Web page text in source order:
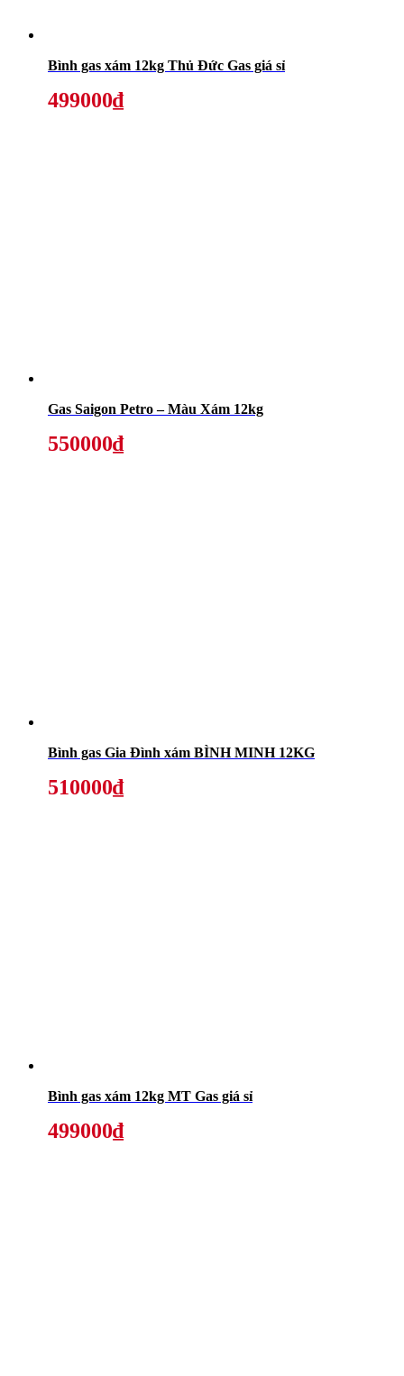
Bình gas xám 12kg Thủ Đức Gas giá sỉ
499000₫
Gas Saigon Petro – Màu Xám 12kg
550000₫
Bình gas Gia Đình xám BÌNH MINH 12KG
510000₫
Bình gas xám 12kg MT Gas giá sỉ
499000₫